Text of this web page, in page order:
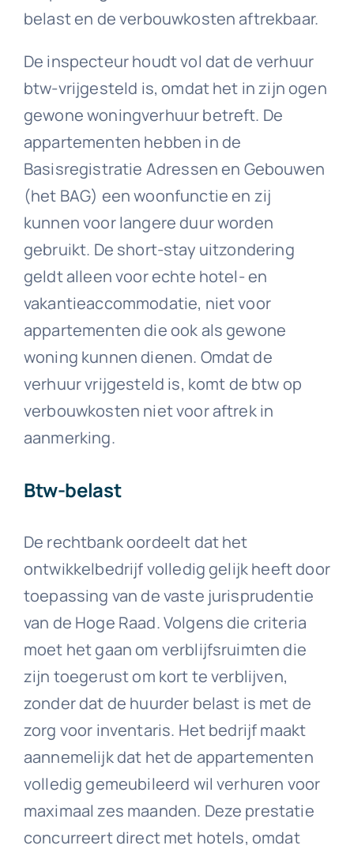
belast en de verbouwkosten aftrekbaar.
De inspecteur houdt vol dat de verhuur
btw-vrijgesteld is, omdat het in zijn ogen
gewone woningverhuur betreft. De
appartementen hebben in de
Basisregistratie Adressen en Gebouwen
(het BAG) een woonfunctie en zij
kunnen voor langere duur worden
gebruikt. De short-stay uitzondering
geldt alleen voor echte hotel- en
vakantieaccommodatie, niet voor
appartementen die ook als gewone
woning kunnen dienen. Omdat de
verhuur vrijgesteld is, komt de btw op
verbouwkosten niet voor aftrek in
aanmerking.
Btw-belast
De rechtbank oordeelt dat het
ontwikkelbedrijf volledig gelijk heeft door
toepassing van de vaste jurisprudentie
van de Hoge Raad. Volgens die criteria
moet het gaan om verblijfsruimten die
zijn toegerust om kort te verblijven,
zonder dat de huurder belast is met de
zorg voor inventaris. Het bedrijf maakt
aannemelijk dat het de appartementen
volledig gemeubileerd wil verhuren voor
maximaal zes maanden. Deze prestatie
concurreert direct met hotels, omdat